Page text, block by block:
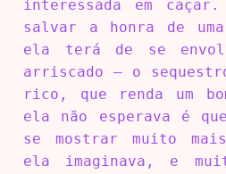
interessada em
salvar a honra de
ela terá de se
arriscado – o
rico, que renda um
ela não esperava é
se mostrar muito
ela imaginava, e